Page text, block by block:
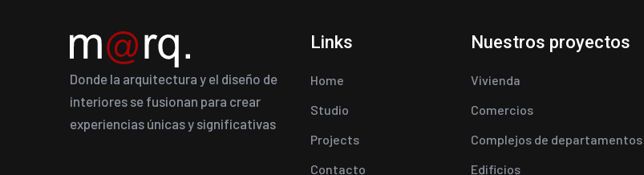
Donde la arquitectura y el diseño de
interiores se fusionan para crear
experiencias únicas y significativas
Links
Home
Studio
Projects
Contacto
Nuestros proyectos
Vivienda
Comercios
Complejos de departamentos
Edificios